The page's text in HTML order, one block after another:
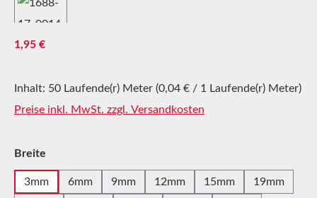
Regulärer Preis:
1,95 €
Inhalt: 50 Laufende(r) Meter (0,04 € / 1 Laufende(r) Meter)
Preise inkl. MwSt. zzgl. Versandkosten
Breite
3mm 6mm 9mm 12mm 15mm 19mm